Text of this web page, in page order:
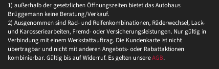
1) außerhalb der gesetzlichen Öffnungszeiten bietet das Autohaus
Brüggemann keine Beratung/Verkauf.
2) Ausgenommen sind Rad- und Reifenkombinationen, Räderwechsel, Lack-
und Karosseriearbeiten, Fremd- oder Versicherungsleistungen. Nur gültig in
Verbindung mit einem Werkstattauftrag. Die Kundenkarte ist nicht
übertragbar und nicht mit anderen Angebots- oder Rabattaktionen
kombinierbar. Gültig bis auf Widerruf. Es gelten unsereAGB.